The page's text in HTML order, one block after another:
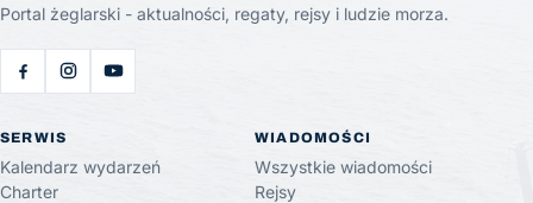
Portal żeglarski - aktualności, regaty, rejsy i ludzie morza.
SERWIS
Kalendarz wydarzeń
Charter
WIADOMOŚCI
Wszystkie wiadomości
Rejsy